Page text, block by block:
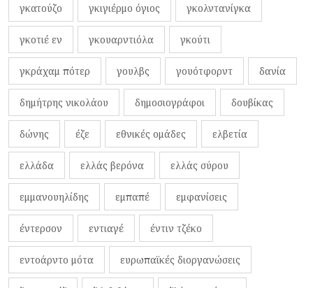
γκατούζο γκιγιέρμο όγιος γκολντανίγκα
γκοτιέ εν γκουαρντιόλα γκούτι
γκράχαμ πότερ γουλβς γουότφορντ δανία
δημήτρης νικολάου δημοσιογράφοι δουβίκας
δώνης έζε εθνικές ομάδες ελβετία
ελλάδα ελλάς βερόνα ελλάς σύρου
εμμανουηλίδης εμπαπέ εμφανίσεις
έντερσον εντιαγέ έντιν τζέκο
εντοάρντο μότα ευρωπαϊκές διοργανώσεις